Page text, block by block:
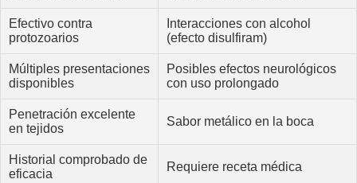
Efectivo contra
protozoarios
Interacciones con alcohol
(efecto disulfiram)
Múltiples presentaciones
disponibles
Posibles efectos neurológicos
con uso prolongado
Penetración excelente
en tejidos
Sabor metálico en la boca
Historial comprobado de
eficacia
Requiere receta médica